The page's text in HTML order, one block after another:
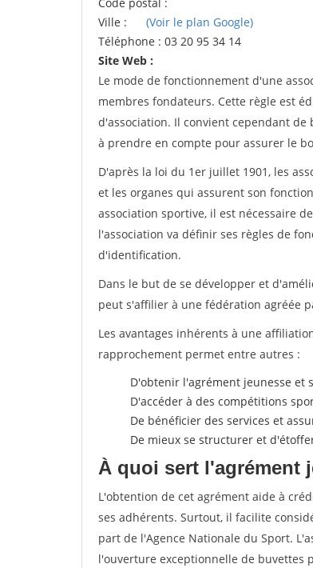
Ville :
(Voir le plan Google)
Téléphone : 03 20 95 34 14
Site Web :
Le mode de fonctionnement d'une
membres fondateurs. Cette règle est
d'association. Il convient cependant
à prendre en compte pour assurer le
D'après la loi du 1er juillet 1901, les
et les organes qui assurent son
association sportive, il est nécessaire
l'association va définir ses règles de
d'identification.
Dans le but de se développer et
peut s'affilier à une fédération agréée
Les avantages inhérents à une
rapprochement permet entre autres :
D'obtenir l'agrément jeunesse et
D'accéder à des compétitions
De bénéficier des services et
De mieux se structurer et
À quoi sert l'agrément
L'obtention de cet agrément aide à
ses adhérents. Surtout, il facilite
part de l'Agence Nationale du Sport.
l'ouverture exceptionnelle de buvettes